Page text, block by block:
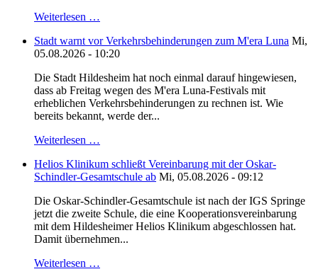
Weiterlesen …
Stadt warnt vor Verkehrsbehinderungen zum M'era Luna Mi,
05.08.2026 - 10:20
Die Stadt Hildesheim hat noch einmal darauf hingewiesen,
dass ab Freitag wegen des M'era Luna-Festivals mit
erheblichen Verkehrsbehinderungen zu rechnen ist. Wie
bereits bekannt, werde der...
Weiterlesen …
Helios Klinikum schließt Vereinbarung mit der Oskar-
Schindler-Gesamtschule ab Mi, 05.08.2026 - 09:12
Die Oskar-Schindler-Gesamtschule ist nach der IGS Springe
jetzt die zweite Schule, die eine Kooperationsvereinbarung
mit dem Hildesheimer Helios Klinikum abgeschlossen hat.
Damit übernehmen...
Weiterlesen …